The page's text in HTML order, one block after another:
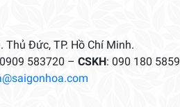
Đức, TP. Hồ Chí Minh.
583720 – CSKH: 090 180 5859